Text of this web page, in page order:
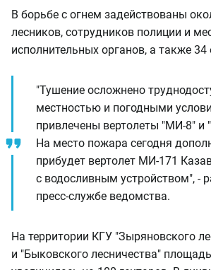
В борьбе с огнем задействованы
лесников, сотрудников полиции и
исполнительных органов, а также
"Тушение осложнено
местностью и погодными
привлечены вертолеты "МИ-8" и
На место пожара сегодня
прибудет вертолет МИ-171
с водосливным устройством", -
пресс-службе ведомства.
На территории КГУ "Зыряновского
и "Быковского лесничества"